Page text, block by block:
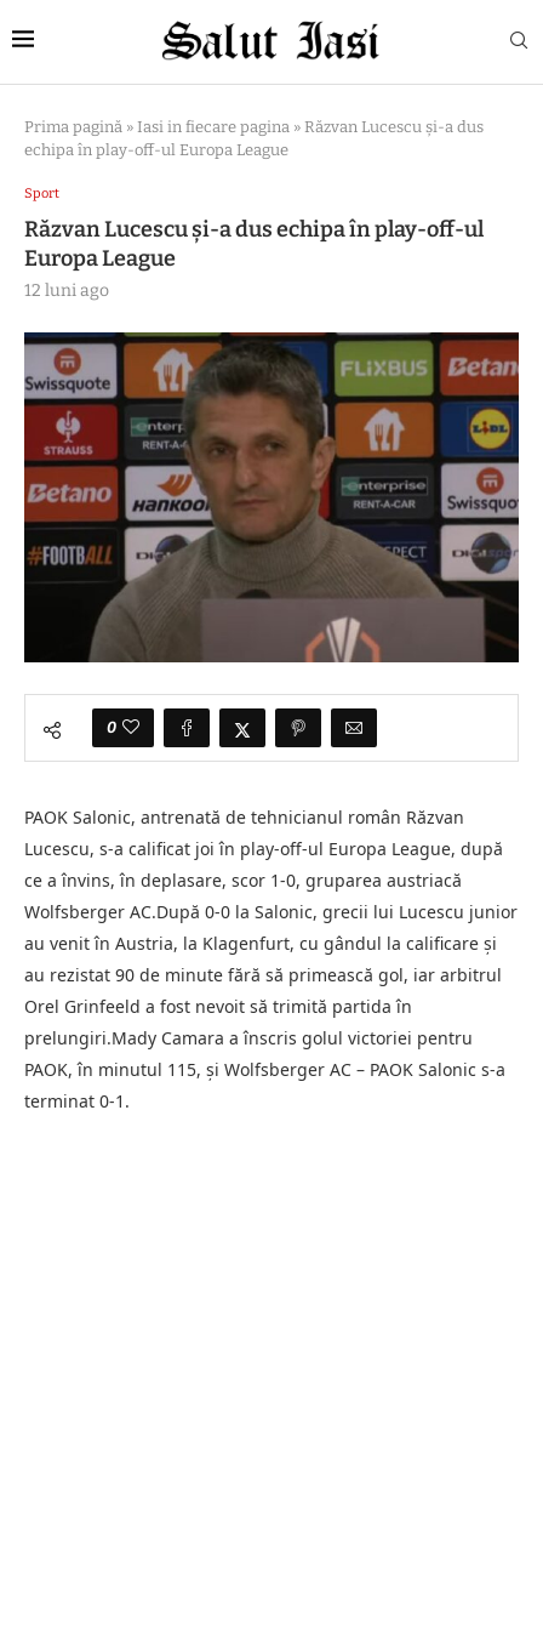
Prima pagină » Iasi in fiecare pagina » Răzvan Lucescu și-a dus
echipa în play-off-ul Europa League
Sport
Răzvan Lucescu și-a dus echipa în play-off-ul
Europa League
12 luni ago
0
PAOK Salonic, antrenată de tehnicianul român Răzvan
Lucescu, s-a calificat joi în play-off-ul Europa League, după
ce a învins, în deplasare, scor 1-0, gruparea austriacă
Wolfsberger AC.După 0-0 la Salonic, grecii lui Lucescu junior
au venit în Austria, la Klagenfurt, cu gândul la calificare şi
au rezistat 90 de minute fără să primească gol, iar arbitrul
Orel Grinfeeld a fost nevoit să trimită partida în
prelungiri.Mady Camara a înscris golul victoriei pentru
PAOK, în minutul 115, şi Wolfsberger AC – PAOK Salonic s-a
terminat 0-1.